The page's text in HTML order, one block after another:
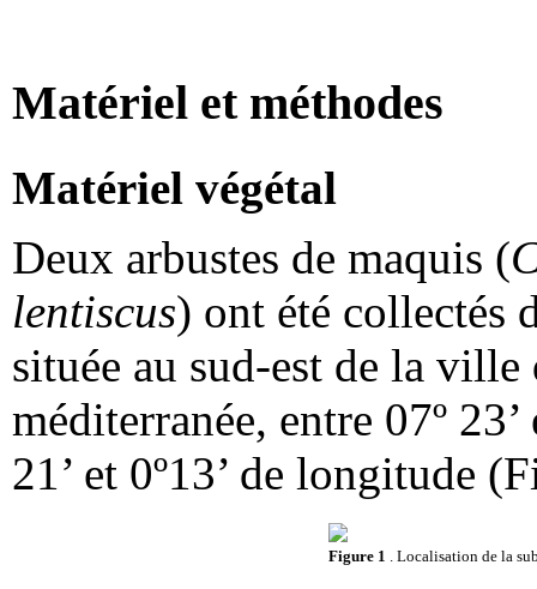
Matériel et méthodes
Matériel végétal
Deux arbustes de maquis (
lentiscus) ont été collectés
située au sud-est de la
méditerranée, entre 07º
21’ et 0º13’ de longitude
Figure 1 . Localisation de la